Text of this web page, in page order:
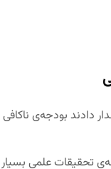
دادند بودجه‌ی
علمی بسیار